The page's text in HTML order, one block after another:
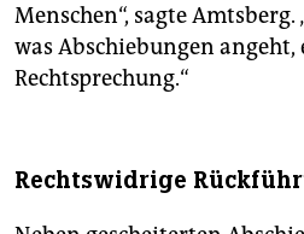
Menschen“, sagte
was Abschiebungen angeht,
Rechtsprechung.“
Rechtswidrige